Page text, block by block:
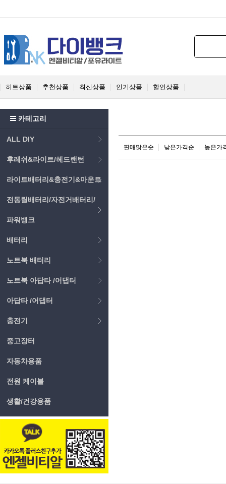
히트상품 추천상품 최신상품 인기상품 할인상품
카테고리
ALL DIY
후레쉬&라이트/헤드랜턴
라이트배터리&충전기&마운트
전동릴배터리/자전거배터리/
파워뱅크
배터리
노트북 배터리
노트북 아답타 /어댑터
아답타 /어댑터
충전기
중고장터
자동차용품
전원 케이블
생활/건강용품
판매많은순 낮은가격순 높은가